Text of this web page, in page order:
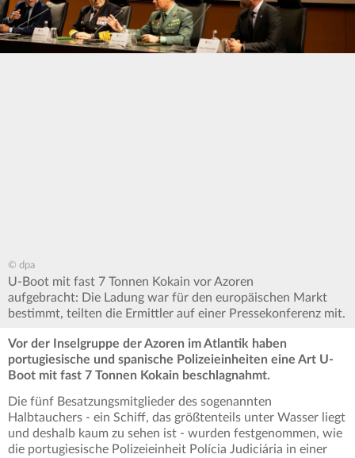
© dpa
U-Boot mit fast 7 Tonnen Kokain vor Azoren
aufgebracht: Die Ladung war für den europäischen Markt
bestimmt, teilten die Ermittler auf einer Pressekonferenz mit.
Vor der Inselgruppe der Azoren im Atlantik haben
portugiesische und spanische Polizeieinheiten eine Art U-
Boot mit fast 7 Tonnen Kokain beschlagnahmt.
Die fünf Besatzungsmitglieder des sogenannten
Halbtauchers - ein Schiff, das größtenteils unter Wasser liegt
und deshalb kaum zu sehen ist - wurden festgenommen, wie
die portugiesische Polizeieinheit Polícia Judiciária in einer